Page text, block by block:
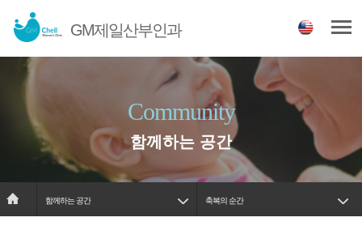
GM제일산부인과
Community
함께하는 공간
함께하는 공간 축복의 순간